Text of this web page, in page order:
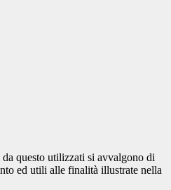
questo utilizzati si avvalgono di
ed utili alle finalità illustrate nella